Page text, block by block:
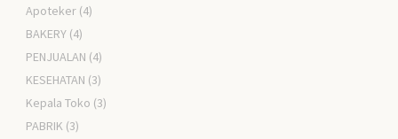
Apoteker (4)
BAKERY (4)
PENJUALAN (4)
KESEHATAN (3)
Kepala Toko (3)
PABRIK (3)